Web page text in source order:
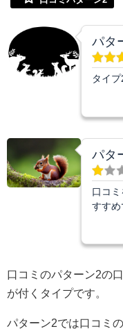
パタ
タイ
パタ
口コ
すすめ
口コミのパターン2の
が付くタイプです。
パターン2では口コミ